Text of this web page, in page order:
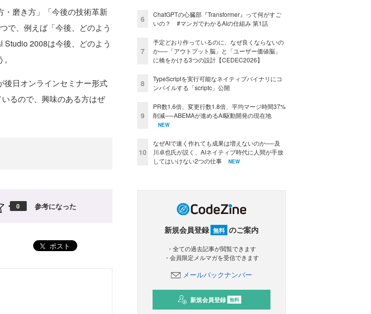
磨き方」「今後の技術革新
で、例えば「今後、どのよう
2008は今後、どのよう
日オンラインセミナー形式
るので、興味のある方はぜ
0 参考になった
ポスト
6
ChatGPTの心臓部『Transformer』って何がすご
いの？ #マンガでわかるAIの仕組み 第1話
7
予定どおり作っているのに、なぜ良くならないの
か──「アウトプット脳」と「ユーザー価値脳」
に橋をかける3つの設計【CEDEC2026】
8
TypeScriptを実行可能なネイティブバイナリにコ
ンパイルする「scriptc」公開
9
PR数1.6倍、変更行数1.8倍、平均マージ時間37%
削減──ABEMAが進めるAI駆動開発の現在地
NEW
10
なぜAIで速く作れても成果は増えないのか──及
川卓也氏が説く、AIネイティブ時代に人間が手放
してはいけない2つの仕事
NEW
新規会員登録 無料 のご案内
・全ての過去記事が閲覧できます
・会員限定メルマガを受信できます
メールバックナンバー
新規会員登録 無料